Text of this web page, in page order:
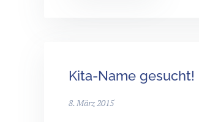
Kita-Name gesucht!
8. März 2015